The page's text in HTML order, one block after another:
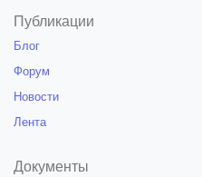
Публикации
Блог
Форум
Новости
Лента
Документы